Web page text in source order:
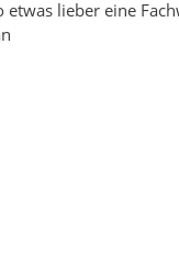
etwas lieber eine